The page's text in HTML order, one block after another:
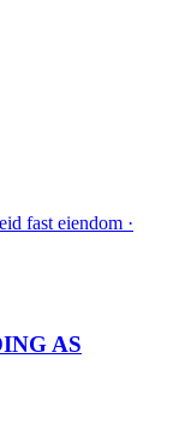
fast eiendom ·
AS